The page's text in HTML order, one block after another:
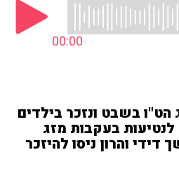
00:00
הט"ו בשבט ונזכר בילדים
בעקבות מזג
דידי והרון ניסו להיזכר